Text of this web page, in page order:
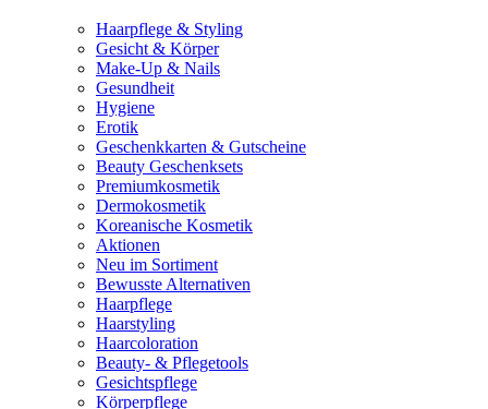
Haarpflege & Styling
Gesicht & Körper
Make-Up & Nails
Gesundheit
Hygiene
Erotik
Geschenkkarten & Gutscheine
Beauty Geschenksets
Premiumkosmetik
Dermokosmetik
Koreanische Kosmetik
Aktionen
Neu im Sortiment
Bewusste Alternativen
Haarpflege
Haarstyling
Haarcoloration
Beauty- & Pflegetools
Gesichtspflege
Körperpflege